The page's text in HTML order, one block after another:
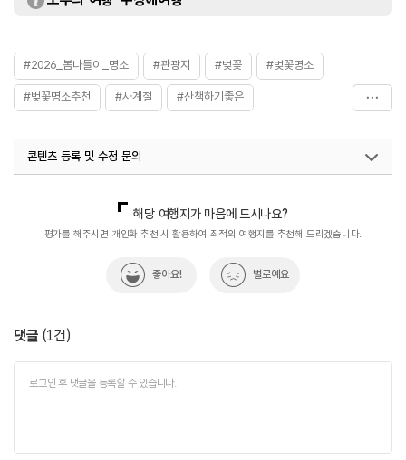
#2026_봄나들이_명소 #관광지 #벚꽃 #벚꽃명소
#벚꽃명소추천 #사계절 #산책하기좋은
콘텐츠 등록 및 수정 문의
해당 여행지가 마음에 드시나요?
평가를 해주시면 개인화 추천 시 활용하여 최적의 여행지를 추천해 드리겠습니다.
좋아요! 별로예요
댓글 (1건)